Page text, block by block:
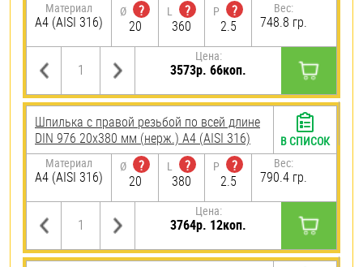
Материал
A4 (AISI 316)
Ø
?
20
L
?
360
P
?
2.5
Вес:
748.8 гр.
Цена:
3573р. 66коп.
Шпилька с правой резьбой по всей длине
DIN 976 20х380 мм (нерж.) A4 (AISI 316)
Материал
A4 (AISI 316)
Ø
?
20
L
?
380
P
?
2.5
Вес:
790.4 гр.
Цена:
3764р. 12коп.
В СПИСОК